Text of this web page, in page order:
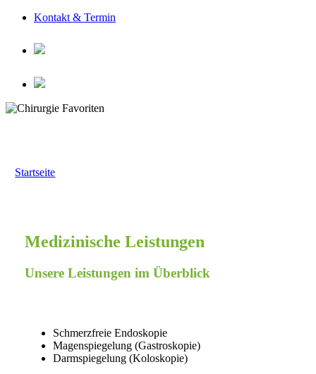
Kontakt & Termin
Startseite
Medizinische Leistungen
Unsere Leistungen im Überblick
Schmerzfreie Endoskopie
Magenspiegelung (Gastroskopie)
Darmspiegelung (Koloskopie)